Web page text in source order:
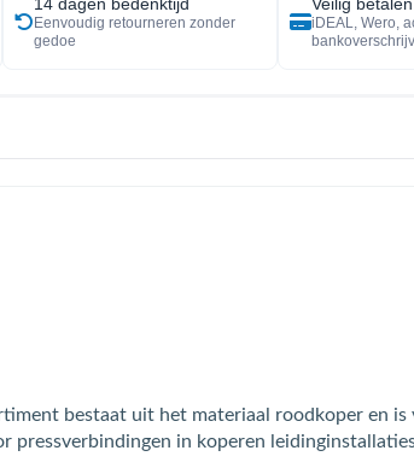
Eenvoudig retourneren zonder
gedoe
iDEAL, Wero,
bestaat uit het materiaal roodkoper en is
pressverbindingen in koperen